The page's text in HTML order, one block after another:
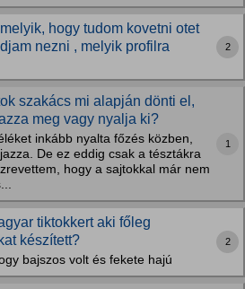
hogy tudom kovetni otet
nezni , melyik profilra
2
szakács mi alapján dönti el,
meg vagy nyalja ki?
inkább nyalta főzés közben,
De ez eddig csak a tésztákra
hogy a sajtokkal már nem
1
tiktokkert aki főleg
készített?
bajszos volt és fekete hajú
2